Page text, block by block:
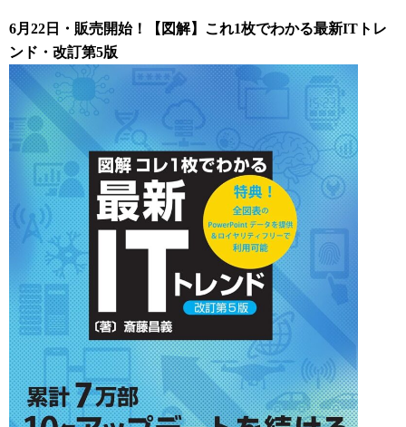
6月22日・販売開始！【図解】これ1枚でわかる最新ITトレ
ンド・改訂第5版